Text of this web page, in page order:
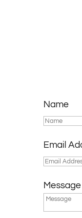
Name
Email
Message